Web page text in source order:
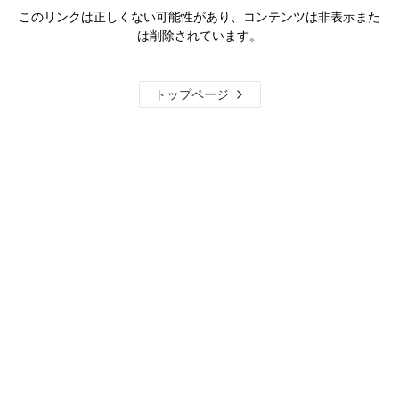
このリンクは正しくない可能性があり、コンテンツは非表示また
は削除されています。
トップページ